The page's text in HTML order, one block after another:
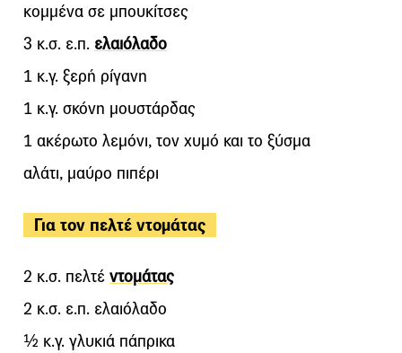
κομμένα σε μπουκίτσες
3 κ.σ. ε.π. ελαιόλαδο
1 κ.γ. ξερή ρίγανη
1 κ.γ. σκόνη μουστάρδας
1 ακέρωτο λεμόνι, τον χυμό και το ξύσμα
αλάτι, μαύρο πιπέρι
Για τον πελτέ ντομάτας
2 κ.σ. πελτέ ντομάτας
2 κ.σ. ε.π. ελαιόλαδο
½ κ.γ. γλυκιά πάπρικα